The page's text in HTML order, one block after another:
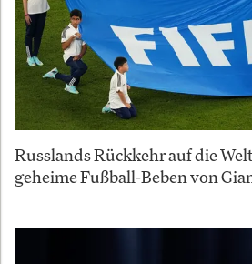
Russlands Rückkehr auf die
geheime Fußball-Beben von